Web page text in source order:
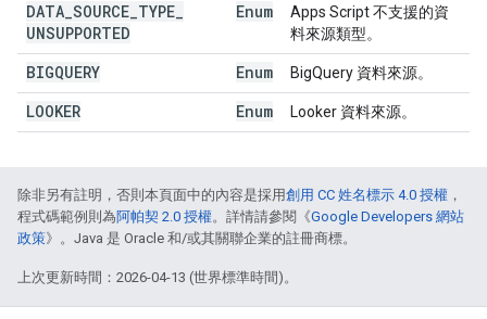
DATA SOURCE TYPE
UNSUPPORTED
Enum
Apps Script 不支援的資
料來源類型。
BIGQUERY Enum BigQuery 資料來源。
LOOKER Enum Looker 資料來源。
除非另有註明，否則本頁面中的內容是採用創用 CC 姓名標示 4.0 授權 ，
程式碼範例則為阿帕契 2.0 授權。詳情請參閱《Google Developers 網站
政策》。Java 是 Oracle 和/或其關聯企業的註冊商標。
上次更新時間：2026-04-13 (世界標準時間)。